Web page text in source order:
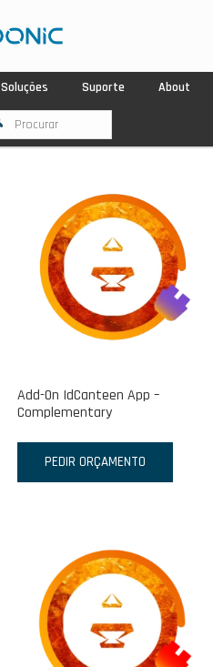
Soluções Suporte About
Add-On IdCanteen App –
Complementary
PEDIR ORÇAMENTO